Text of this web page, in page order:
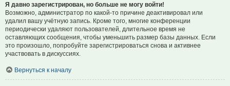
Я давно зарегистрирован, но больше не могу войти!
Возможно, администратор по какой-то причине деактивировал или
удалил вашу учётную запись. Кроме того, многие конференции
периодически удаляют пользователей, длительное время не
оставляющих сообщения, чтобы уменьшить размер базы данных. Если
это произошло, попробуйте зарегистрироваться снова и активнее
участвовать в дискуссиях.
Вернуться к началу